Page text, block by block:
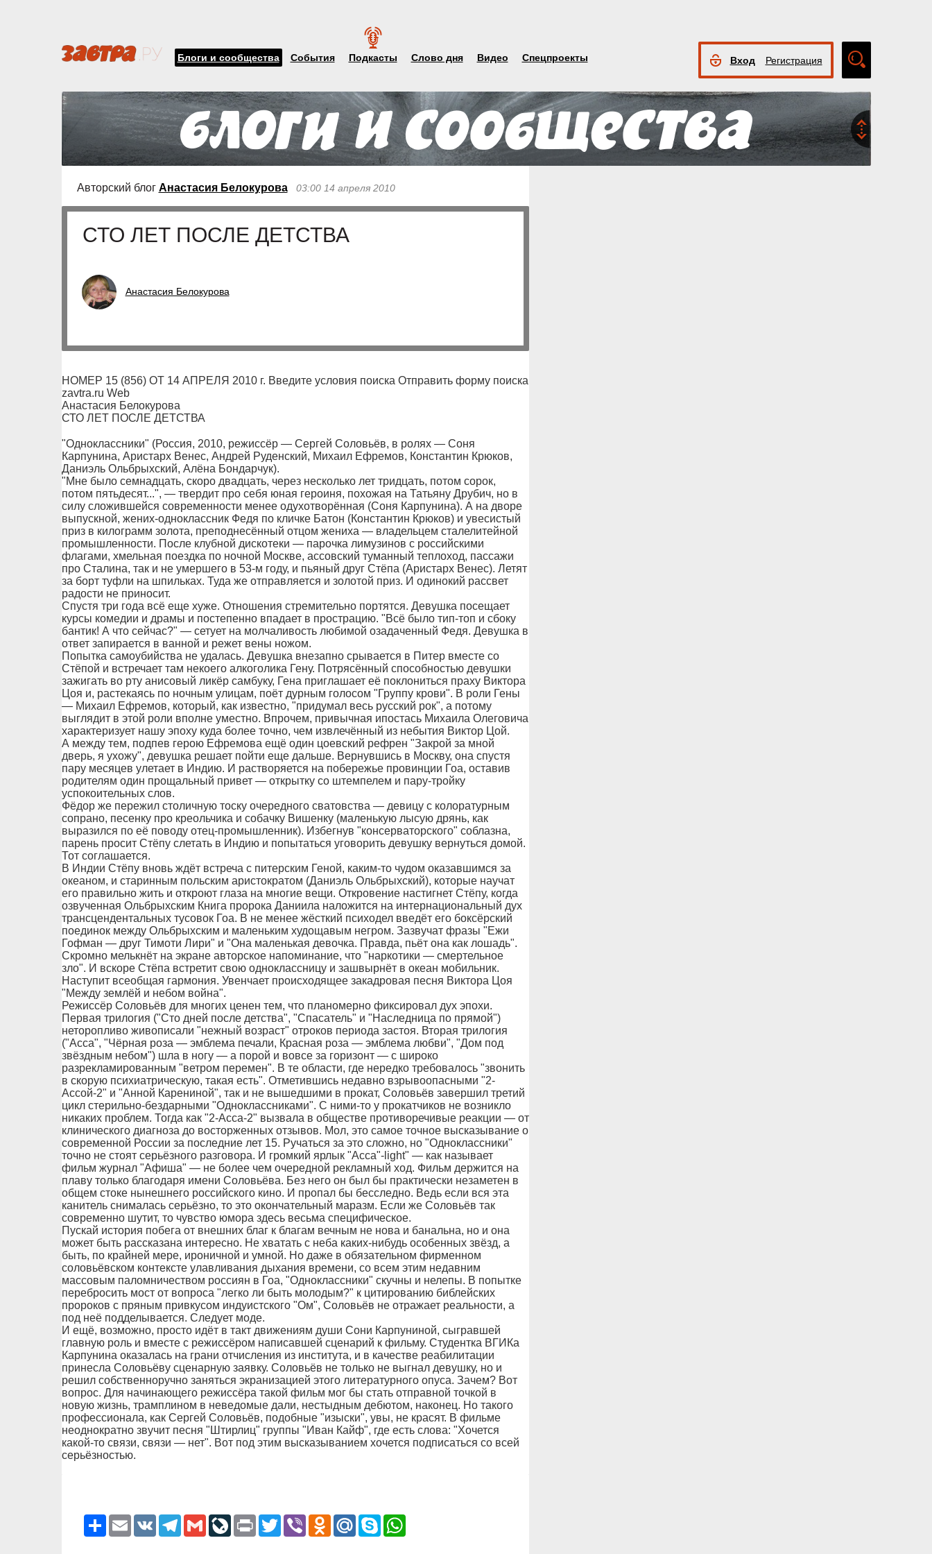
Блоги и сообщества События Подкасты Слово дня Видео Спецпроекты Вход Регистрация
поиск
Авторский блог Анастасия Белокурова 03:00 14 апреля 2010
СТО ЛЕТ ПОСЛЕ ДЕТСТВА
Анастасия Белокурова
НОМЕР 15 (856) ОТ 14 АПРЕЛЯ 2010 г. Введите условия поиска Отправить форму поиска
zavtra.ru Web
Анастасия Белокурова
СТО ЛЕТ ПОСЛЕ ДЕТСТВА
"Одноклассники" (Россия, 2010, режиссёр — Сергей Соловьёв, в ролях — Соня
Карпунина, Аристарх Венес, Андрей Руденский, Михаил Ефремов, Константин Крюков,
Даниэль Ольбрыхский, Алёна Бондарчук).
"Мне было семнадцать, скоро двадцать, через несколько лет тридцать, потом сорок,
потом пятьдесят...", — твердит про себя юная героиня, похожая на Татьяну Друбич, но в
силу сложившейся современности менее одухотворённая (Соня Карпунина). А на дворе
выпускной, жених-одноклассник Федя по кличке Батон (Константин Крюков) и увесистый
приз в килограмм золота, преподнесённый отцом жениха — владельцем сталелитейной
промышленности. После клубной дискотеки — парочка лимузинов с российскими
флагами, хмельная поездка по ночной Москве, ассовский туманный теплоход, пассажи
про Сталина, так и не умершего в 53-м году, и пьяный друг Стёпа (Аристарх Венес). Летят
за борт туфли на шпильках. Туда же отправляется и золотой приз. И одинокий рассвет
радости не приносит.
Спустя три года всё еще хуже. Отношения стремительно портятся. Девушка посещает
курсы комедии и драмы и постепенно впадает в прострацию. "Всё было тип-топ и сбоку
бантик! А что сейчас?" — сетует на молчаливость любимой озадаченный Федя. Девушка в
ответ запирается в ванной и режет вены ножом.
Попытка самоубийства не удалась. Девушка внезапно срывается в Питер вместе со
Стёпой и встречает там некоего алкоголика Гену. Потрясённый способностью девушки
зажигать во рту анисовый ликёр самбуку, Гена приглашает её поклониться праху Виктора
Цоя и, растекаясь по ночным улицам, поёт дурным голосом "Группу крови". В роли Гены
— Михаил Ефремов, который, как известно, "придумал весь русский рок", а потому
выглядит в этой роли вполне уместно. Впрочем, привычная ипостась Михаила Олеговича
характеризует нашу эпоху куда более точно, чем извлечённый из небытия Виктор Цой.
А между тем, подпев герою Ефремова ещё один цоевский рефрен "Закрой за мной
дверь, я ухожу", девушка решает пойти еще дальше. Вернувшись в Москву, она спустя
пару месяцев улетает в Индию. И растворяется на побережье провинции Гоа, оставив
родителям один прощальный привет — открытку со штемпелем и пару-тройку
успокоительных слов.
Фёдор же пережил столичную тоску очередного сватовства — девицу с колоратурным
сопрано, песенку про креольчика и собачку Вишенку (маленькую лысую дрянь, как
выразился по её поводу отец-промышленник). Избегнув "консерваторского" соблазна,
парень просит Стёпу слетать в Индию и попытаться уговорить девушку вернуться домой.
Тот соглашается.
В Индии Стёпу вновь ждёт встреча с питерским Геной, каким-то чудом оказавшимся за
океаном, и старинным польским аристократом (Даниэль Ольбрыхский), которые научат
его правильно жить и откроют глаза на многие вещи. Откровение настигнет Стёпу, когда
озвученная Ольбрыхским Книга пророка Даниила наложится на интернациональный дух
трансцендентальных тусовок Гоа. В не менее жёсткий психодел введёт его боксёрский
поединок между Ольбрыхским и маленьким худощавым негром. Зазвучат фразы "Ежи
Гофман — друг Тимоти Лири" и "Она маленькая девочка. Правда, пьёт она как лошадь".
Скромно мелькнёт на экране авторское напоминание, что "наркотики — смертельное
зло". И вскоре Стёпа встретит свою одноклассницу и зашвырнёт в океан мобильник.
Наступит всеобщая гармония. Увенчает происходящее закадровая песня Виктора Цоя
"Между землёй и небом война".
Режиссёр Соловьёв для многих ценен тем, что планомерно фиксировал дух эпохи.
Первая трилогия ("Сто дней после детства", "Спасатель" и "Наследница по прямой")
неторопливо живописали "нежный возраст" отроков периода застоя. Вторая трилогия
("Асса", "Чёрная роза — эмблема печали, Красная роза — эмблема любви", "Дом под
звёздным небом") шла в ногу — а порой и вовсе за горизонт — с широко
разрекламированным "ветром перемен". В те области, где нередко требовалось "звонить
в скорую психиатрическую, такая есть". Отметившись недавно взрывоопасными "2-
Ассой-2" и "Анной Карениной", так и не вышедшими в прокат, Соловьёв завершил третий
цикл стерильно-бездарными "Одноклассниками". С ними-то у прокатчиков не возникло
никаких проблем. Тогда как "2-Асса-2" вызвала в обществе противоречивые реакции — от
клинического диагноза до восторженных отзывов. Мол, это самое точное высказывание о
современной России за последние лет 15. Ручаться за это сложно, но "Одноклассники"
точно не стоят серьёзного разговора. И громкий ярлык "Асса"-light" — как называет
фильм журнал "Афиша" — не более чем очередной рекламный ход. Фильм держится на
плаву только благодаря имени Соловьёва. Без него он был бы практически незаметен в
общем стоке нынешнего российского кино. И пропал бы бесследно. Ведь если вся эта
канитель снималась серьёзно, то это окончательный маразм. Если же Соловьёв так
современно шутит, то чувство юмора здесь весьма специфическое.
Пускай история побега от внешних благ к благам вечным не нова и банальна, но и она
может быть рассказана интересно. Не хватать с неба каких-нибудь особенных звёзд, а
быть, по крайней мере, ироничной и умной. Но даже в обязательном фирменном
соловьёвском контексте улавливания дыхания времени, со всем этим недавним
массовым паломничеством россиян в Гоа, "Одноклассники" скучны и нелепы. В попытке
перебросить мост от вопроса "легко ли быть молодым?" к цитированию библейских
пророков с пряным привкусом индуистского "Ом", Соловьёв не отражает реальности, а
под неё подделывается. Следует моде.
И ещё, возможно, просто идёт в такт движениям души Сони Карпуниной, сыгравшей
главную роль и вместе с режиссёром написавшей сценарий к фильму. Студентка ВГИКа
Карпунина оказалась на грани отчисления из института, и в качестве реабилитации
принесла Соловьёву сценарную заявку. Соловьёв не только не выгнал девушку, но и
решил собственноручно заняться экранизацией этого литературного опуса. Зачем? Вот
вопрос. Для начинающего режиссёра такой фильм мог бы стать отправной точкой в
новую жизнь, трамплином в неведомые дали, нестыдным дебютом, наконец. Но такого
профессионала, как Сергей Соловьёв, подобные "изыски", увы, не красят. В фильме
неоднократно звучит песня "Штирлиц" группы "Иван Кайф", где есть слова: "Хочется
какой-то связи, связи — нет". Вот под этим высказыванием хочется подписаться со всей
серьёзностью.
РесурсEmail VK Telegram
GmailLiveJournal
Print TwitterViber Odnoklassniki
Mail.RuSkypeWhatsApp